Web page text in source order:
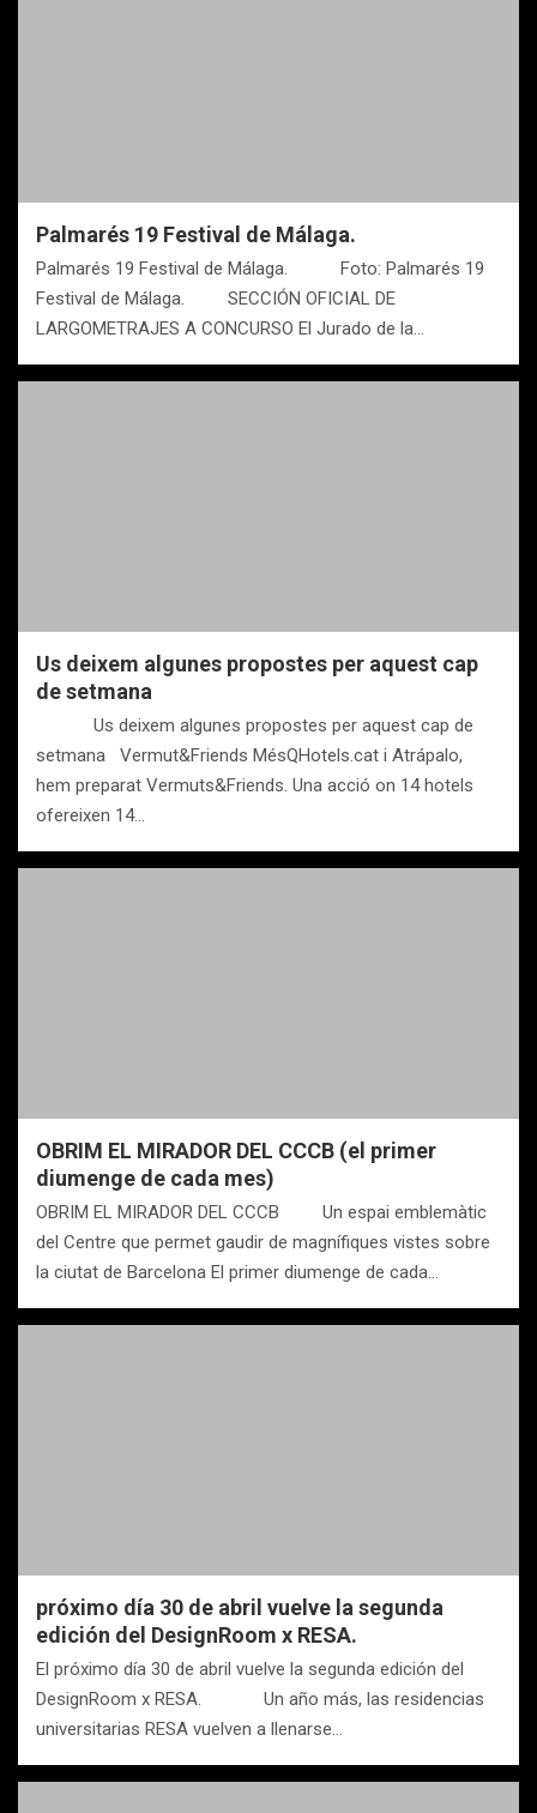
Palmarés 19 Festival de Málaga.
Palmarés 19 Festival de Málaga. Foto: Palmarés 19
Festival de Málaga. SECCIÓN OFICIAL DE
LARGOMETRAJES A CONCURSO El Jurado de la…
Us deixem algunes propostes per aquest cap
de setmana
Us deixem algunes propostes per aquest cap de
setmana Vermut&Friends MésQHotels.cat i Atrápalo,
hem preparat Vermuts&Friends. Una acció on 14 hotels
ofereixen 14…
OBRIM EL MIRADOR DEL CCCB (el primer
diumenge de cada mes)
OBRIM EL MIRADOR DEL CCCB Un espai emblemàtic
del Centre que permet gaudir de magnífiques vistes sobre
la ciutat de Barcelona El primer diumenge de cada…
próximo día 30 de abril vuelve la segunda
edición del DesignRoom x RESA.
El próximo día 30 de abril vuelve la segunda edición del
DesignRoom x RESA. Un año más, las residencias
universitarias RESA vuelven a llenarse…